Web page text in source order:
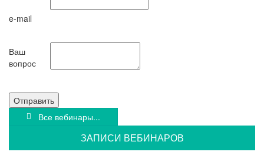
e-mail
Ваш
вопрос
Отправить
Все вебинары...
ЗАПИСИ ВЕБИНАРОВ